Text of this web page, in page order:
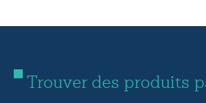
Trouver des produits